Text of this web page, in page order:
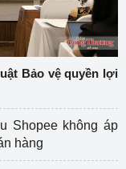
Bảo vệ quyền lợi
Shopee không áp
hàng